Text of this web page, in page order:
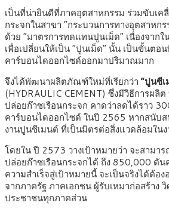
เป็นที่น่ายินดีที่ภาคอุตสาหกรรม ร่วมขับเค
กระจกในสาขา “กระบวนการทางอุตสาห
ด้วย “มาตรการทดแทนปูนเม็ด” เนื่องจาก
เพื่อเปลี่ยนให้เป็น “ปูนเม็ด” นั้น เป็นขั้นตอ
คาร์บอนไดออกไซด์ออกมาปริมาณมาก
จึงได้พัฒนาผลิตภัณฑ์ใหม่ที่เรียกว่า “ปูนซี
(HYDRAULIC CEMENT) ซึ่งมีวิธีการผลิ
ปล่อยก๊าซเรือนกระจก คาดว่าลดได้ราว
คาร์บอนไดออกไซด์ ในปี 2565 หากสนับส
งานปูนซีเมนต์ ที่เป็นมิตรต่อสิ่งแวดล้อมในง
โดยใน ปี 2573 วางเป้าหมายว่า จะสามา
ปล่อยก๊าซเรือนกระจกได้ ถึง 850,000 ตั
ความสำเร็จสู่เป้าหมายนี้ จะเป็นจริงได้ต้อ
จากภาครัฐ ภาคเอกชน ผู้รับเหมาก่อสร้าง
ประชาชนทุกภาคส่วน